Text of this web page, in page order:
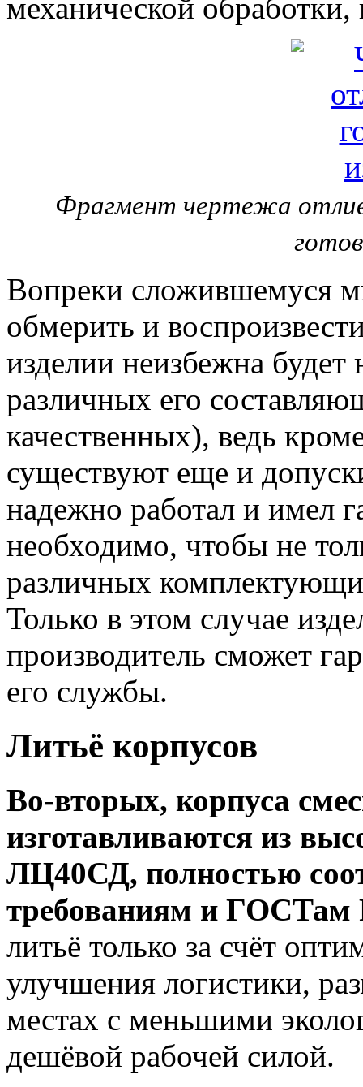
механической
Фрагмент чертежа
Вопреки сложившемуся
обмерить и
изделии неизбежна будет
различных его
качественных), ведь
существуют еще и
надежно работал и имел
необходимо, чтобы не
различных
Только в этом случае
производитель сможет
его службы.
Литьё корпусов
Во-вторых, корпуса
изготавливаются из
ЛЦ40СД, полностью
требованиям и
литьё только за счёт
улучшения логистики,
местах с меньшими
дешёвой рабочей силой.